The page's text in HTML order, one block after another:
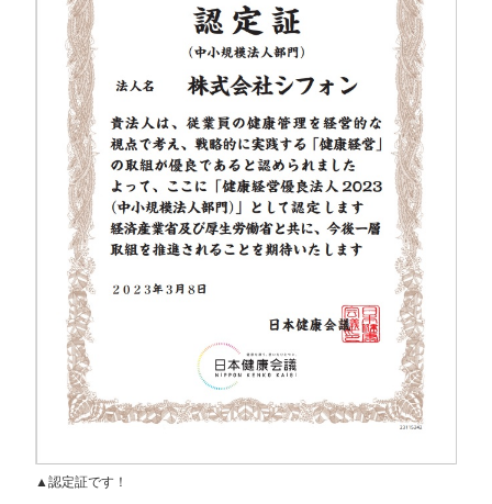
#事業紹介 #仕事紹介 #企業理念 #休業
#会社行事 #会社説明会 #何もわからん #健康企業宣
#健康優良法人 #入社式 #内定 #制作進行・ゲーム
#制作進行・進行管理・ゲームPM #勉強会 #受託
受託事業 #完全に理解した #就活 #就活ちゃんねる
末年始 #採用 #採用向け #新卒 #新卒採用 #歓迎会
#看板 #研修 #社員紹介 #社長 #社長インタビュー
福利厚生 #第3の賃上げ #自社プロジェクト・
サービス
VIEW MORE
株式会社シフォン
〒101-0047
東京都千代田区内神田2-12-5 内山ビル 3F
GoogleMaps
プライバシーポリシー
ソーシャルメディアガイドライン
▲認定証です！